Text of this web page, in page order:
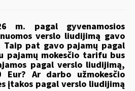
m. pagal gyvenamosios
verslo liudijimą gavo
Taip pat gavo pajamų pagal
pajamų mokesčio tarifu bus
pagal verslo liudijimą,
Eur? Ar darbo užmokesčio
įtakos pagal verslo liudijimą